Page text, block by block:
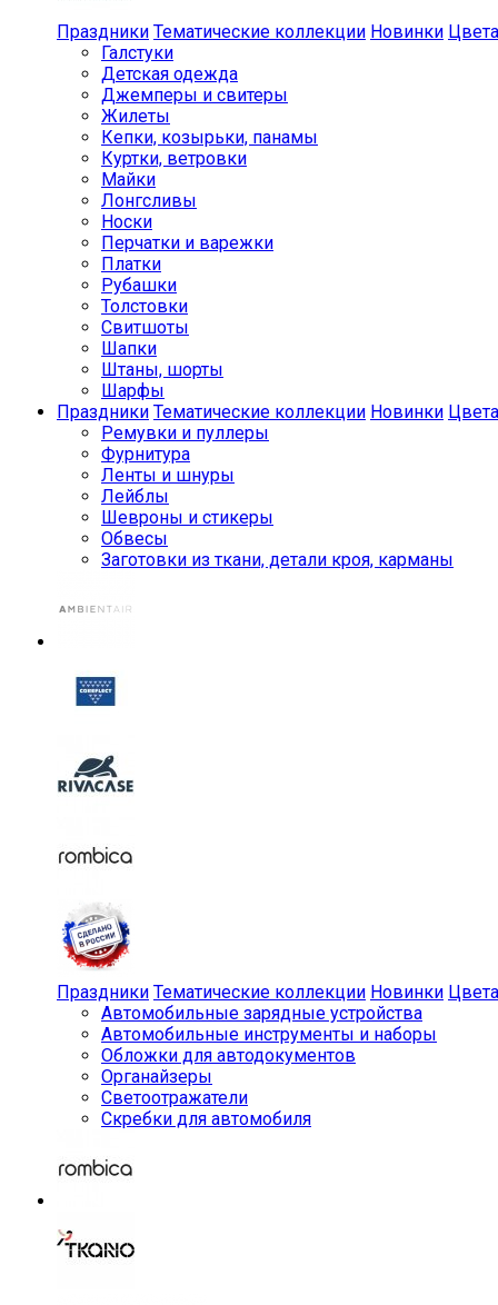
Праздники Тематические коллекции Новинки Цвета
Галстуки
Детская одежда
Джемперы и свитеры
Жилеты
Кепки, козырьки, панамы
Куртки, ветровки
Майки
Лонгсливы
Носки
Перчатки и варежки
Платки
Рубашки
Толстовки
Свитшоты
Шапки
Штаны, шорты
Шарфы
Праздники Тематические коллекции Новинки Цвета
Ремувки и пуллеры
Фурнитура
Ленты и шнуры
Лейблы
Шевроны и стикеры
Обвесы
Заготовки из ткани, детали кроя, карманы
Праздники Тематические коллекции Новинки Цвета
Автомобильные зарядные устройства
Автомобильные инструменты и наборы
Обложки для автодокументов
Органайзеры
Светоотражатели
Скребки для автомобиля